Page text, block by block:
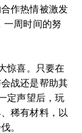
作热情被激发
一周时间的努
惊喜。只要在
战还是帮助其
定声望后，玩
稀有材料，以
。